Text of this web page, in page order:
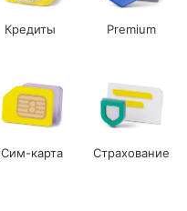
Кредиты Premium
Сим-карта Страхование